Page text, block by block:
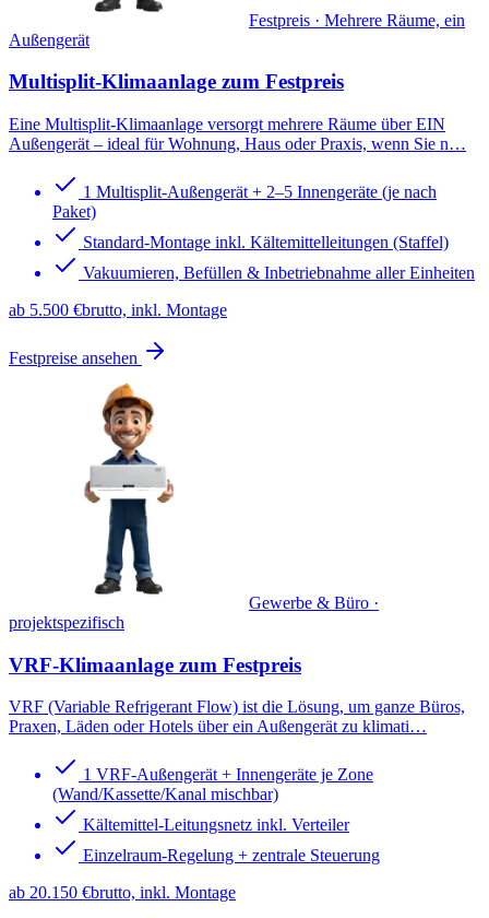
Festpreis · Mehrere Räume, ein
Außengerät
Multisplit-Klimaanlage zum Festpreis
Eine Multisplit-Klimaanlage versorgt mehrere Räume über EIN
Außengerät – ideal für Wohnung, Haus oder Praxis, wenn Sie n…
1 Multisplit-Außengerät + 2–5 Innengeräte (je nach
Paket)
Standard-Montage inkl. Kältemittelleitungen (Staffel)
Vakuumieren, Befüllen & Inbetriebnahme aller Einheiten
ab 5.500 €brutto, inkl. Montage
Festpreise ansehen
Gewerbe & Büro ·
projektspezifisch
VRF-Klimaanlage zum Festpreis
VRF (Variable Refrigerant Flow) ist die Lösung, um ganze Büros,
Praxen, Läden oder Hotels über ein Außengerät zu klimati…
1 VRF-Außengerät + Innengeräte je Zone
(Wand/Kassette/Kanal mischbar)
Kältemittel-Leitungsnetz inkl. Verteiler
Einzelraum-Regelung + zentrale Steuerung
ab 20.150 €brutto, inkl. Montage